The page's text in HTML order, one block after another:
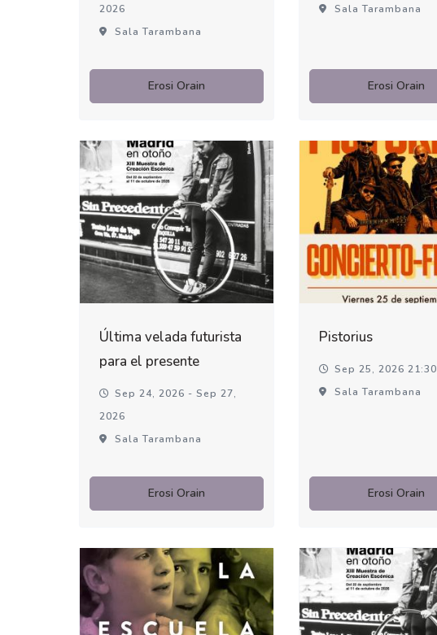
2026
Sala Tarambana
Erosi Orain
Sala Tarambana
Erosi Orain
Última velada futurista
para el presente
Sep 24, 2026 - Sep 27,
2026
Sala Tarambana
Erosi Orain
Pistorius
Sep 25, 2026 21:30
Sala Tarambana
Erosi Orain